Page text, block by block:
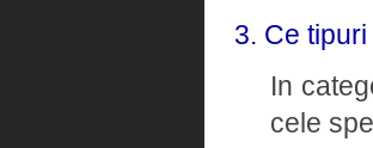
3. Ce
In
cele